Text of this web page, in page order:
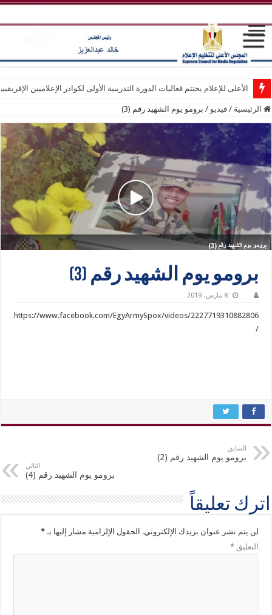
الأعلى للإعلام يختتم فعاليات الدورة التدريبية الأولى لكوادر الإعلاميين
الرئيسية / فيديو / برومو يوم الشهيد رقم (3)
برومو يوم الشهيد رقم (3)
8 مارس، 2019
https://www.facebook.com/EgyArmySpox/videos/2227719310882806
/
السابق
برومو يوم الشهيد رقم (2)
التالي
برومو يوم الشهيد رقم (4)
اترك تعليقاً
لن يتم نشر عنوان بريدك الإلكتروني. الحقول الإلزامية مشار إليها بـ*
التعليق*